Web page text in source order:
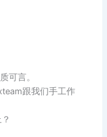
可言。
跟我们手工作